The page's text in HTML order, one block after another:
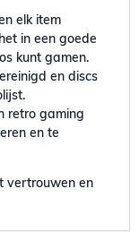
elk item
in een goede
kunt gamen.
en discs
retro gaming
en te
vertrouwen en